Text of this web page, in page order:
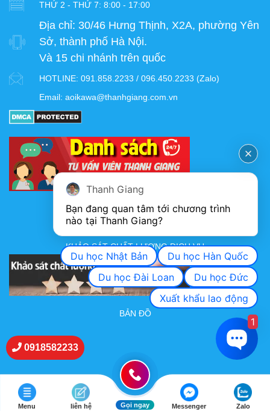
THỨ 2 - THỨ 7: 8:00 - 17:00
Địa chỉ: 30/46 Hưng Thịnh, X2A, phường Yên
Sở, thành phố Hà Nội.
Và 15 chi nhánh trên quốc
HOTLINE: 091.858.2233 / 096.450.2233 (Zalo)
Email: aoikawa@thanhgiang.com.vn
FANPAGE
KHẢO SÁT CHẤT LƯỢNG DỊCH VỤ
BẢN ĐỒ
0918582233
Menu liên hệ Gọi ngay Messenger Zalo
Thanh Giang
Bạn đang quan tâm tới chương trình
nào tại Thanh Giang?
Du học Nhật Bản
Du học Hàn Quốc
Du học Đài Loan
Du học Đức
Xuất khẩu lao động
1